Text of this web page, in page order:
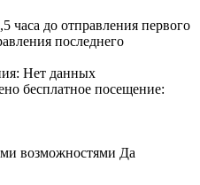
часа до отправления первого
последнего
Нет данных
бесплатное посещение:
возможностями Да